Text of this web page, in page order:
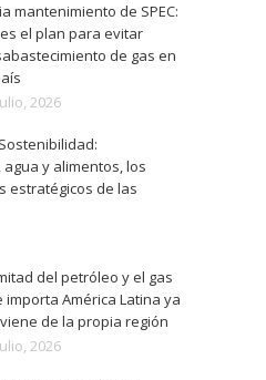
mantenimiento de SPEC:
el plan para evitar
de gas en
2026
y alimentos, los
estratégicos de las
del petróleo y el gas
importa América Latina ya
de la propia región
2026